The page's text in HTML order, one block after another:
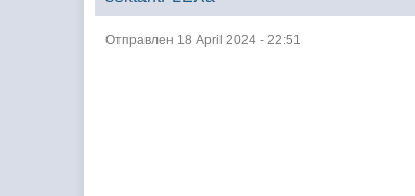
Отправлен 18 April 2024 - 22:51